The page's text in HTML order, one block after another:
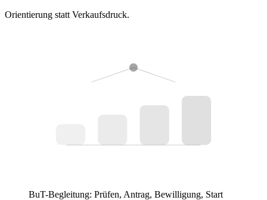
Orientierung statt Verkaufsdruck.
BuT-Begleitung: Prüfen, Antrag, Bewilligung, Start